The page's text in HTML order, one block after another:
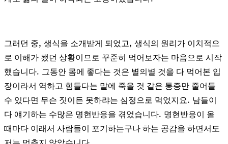
그러던 중, 생식을 소개받게 되었고, 생식의 원리가 이치적으
로 이해가 됐던 상황이므로 꾸준히 먹어보자는 마음으로 시작
했습니다. 그동안 몸에 좋다는 것은 별의별 것을 다 먹어본 입
장이라서 역하고 힘들다는 말에 죽을 것 같은 통증만 줄어들
수 있다면 무슨 짓이든 못하랴는 심정으로 먹었지요. 남들이
다 얘기하는 수많은 명현반응을 겪었습니다. 명현반응이 올
때마다 이래서 사람들이 포기하는구나 하는 공감을 하면서도